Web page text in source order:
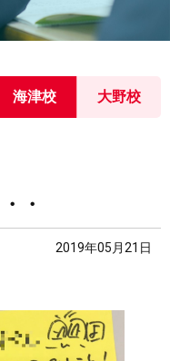
海津校 大野校
・
2019年05月21日